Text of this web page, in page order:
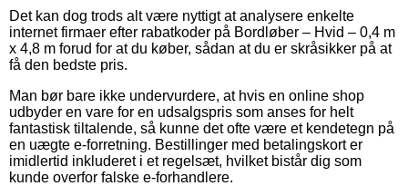
Det kan dog trods alt være nyttigt at analysere enkelte
internet firmaer efter rabatkoder på Bordløber – Hvid – 0,4 m
x 4,8 m forud for at du køber, sådan at du er skråsikker på at
få den bedste pris.
Man bør bare ikke undervurdere, at hvis en online shop
udbyder en vare for en udsalgspris som anses for helt
fantastisk tiltalende, så kunne det ofte være et kendetegn på
en uægte e-forretning. Bestillinger med betalingskort er
imidlertid inkluderet i et regelsæt, hvilket bistår dig som
kunde overfor falske e-forhandlere.